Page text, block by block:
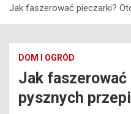
Jak faszerować pieczarki?
DOM I OGRÓD
Jak
pysznych